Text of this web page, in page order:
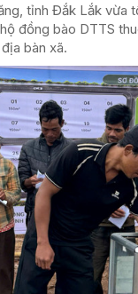
tỉnh Đắk Lắk vừa
đồng bào DTTS
bàn xã.